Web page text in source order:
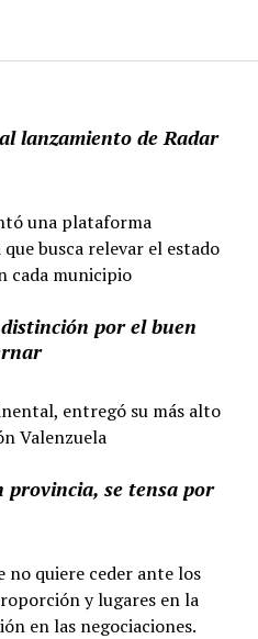
lanzamiento de Radar
una plataforma
busca relevar el estado
cada municipio
por el buen
entregó su más alto
Valenzuela
provincia, se tensa por
no quiere ceder ante los
y lugares en la
en las negociaciones.